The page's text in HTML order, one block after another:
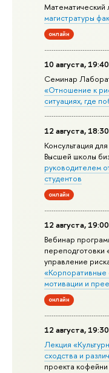
Математический
магистратуры
онлайн
10 августа, 19:40
Семинар
«Отношение к
ситуациях, где
12 августа, 18:30
Консультация
Высшей школы
руководителем
студентов
онлайн
12 августа, 19:00
Вебинар
переподготовки
управление
«Корпоративные
мотивации и
онлайн
12 августа, 19:30
Лекция
сходства и
проекта